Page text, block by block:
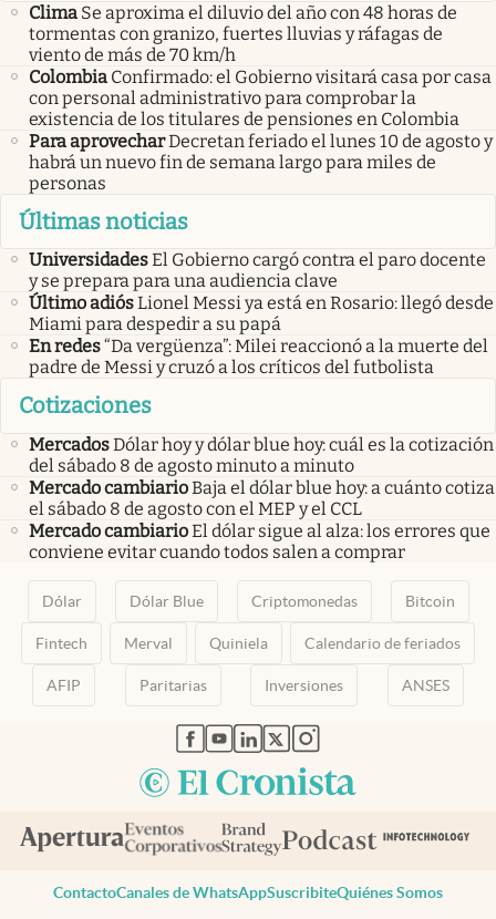
Clima Se aproxima el diluvio del año con 48 horas de
tormentas con granizo, fuertes lluvias y ráfagas de
viento de más de 70 km/h
Colombia Confirmado: el Gobierno visitará casa por casa
con personal administrativo para comprobar la
existencia de los titulares de pensiones en Colombia
Para aprovecharDecretan feriado el lunes 10 de agosto y
habrá un nuevo fin de semana largo para miles de
personas
Últimas noticias
UniversidadesEl Gobierno cargó contra el paro docente
y se prepara para una audiencia clave
Último adiósLionel Messi ya está en Rosario: llegó desde
Miami para despedir a su papá
En redes“Da vergüenza”: Milei reaccionó a la muerte del
padre de Messi y cruzó a los críticos del futbolista
Cotizaciones
MercadosDólar hoy y dólar blue hoy: cuál es la cotización
del sábado 8 de agosto minuto a minuto
Mercado cambiarioBaja el dólar blue hoy: a cuánto cotiza
el sábado 8 de agosto con el MEP y el CCL
Mercado cambiarioEl dólar sigue al alza: los errores que
conviene evitar cuando todos salen a comprar
Dólar Dólar Blue Criptomonedas Bitcoin
Fintech Merval Quiniela Calendario de feriados
AFIP Paritarias Inversiones ANSES
abre en nueva pestaña
abre en nueva pestaña
abre en nueva pestaña
abre en nueva pestaña
abre en nueva pestaña
ContactoCanales de WhatsAppSuscribiteQuiénes Somos